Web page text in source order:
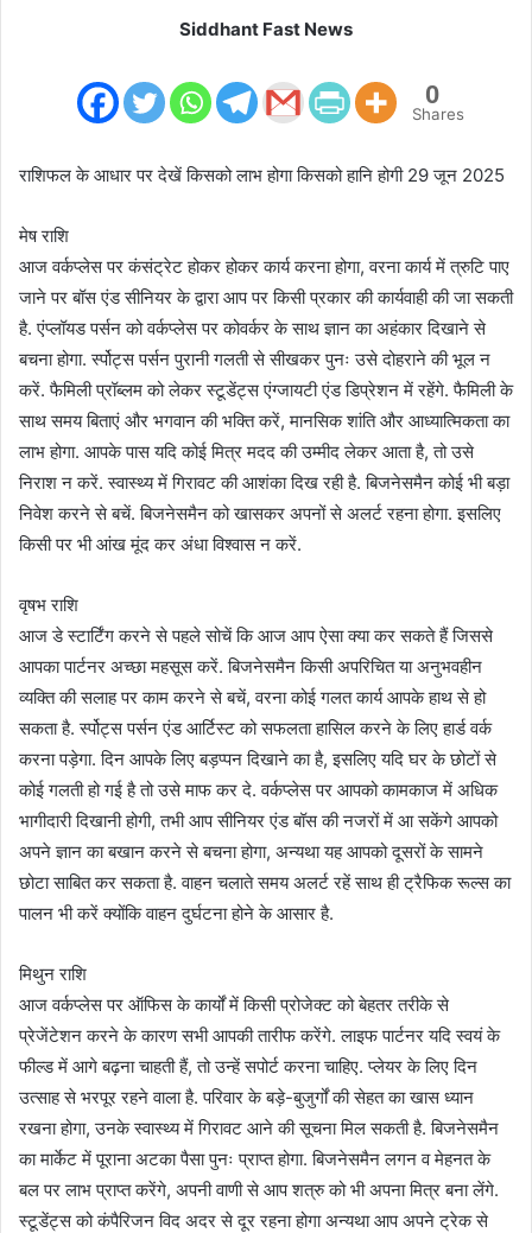
Siddhant Fast News
0
Shares
राशिफल के आधार पर देखें किसको लाभ होगा किसको हानि होगी 29 जून 2025
मेष राशि
आज वर्कप्लेस पर कंसंट्रेट होकर होकर कार्य करना होगा, वरना कार्य में त्रुटि पाए
जाने पर बॉस एंड सीनियर के द्वारा आप पर किसी प्रकार की कार्यवाही की जा सकती
है. एंप्लॉयड पर्सन को वर्कप्लेस पर कोवर्कर के साथ ज्ञान का अहंकार दिखाने से
बचना होगा. र्स्पोट्स पर्सन पुरानी गलती से सीखकर पुनः उसे दोहराने की भूल न
करें. फैमिली प्रॉब्लम को लेकर स्टूडेंट्स एंग्जायटी एंड डिप्रेशन में रहेंगे. फैमिली के
साथ समय बिताएं और भगवान की भक्ति करें, मानसिक शांति और आध्यात्मिकता का
लाभ होगा. आपके पास यदि कोई मित्र मदद की उम्मीद लेकर आता है, तो उसे
निराश न करें. स्वास्थ्य में गिरावट की आशंका दिख रही है. बिजनेसमैन कोई भी बड़ा
निवेश करने से बचें. बिजनेसमैन को खासकर अपनों से अलर्ट रहना होगा. इसलिए
किसी पर भी आंख मूंद कर अंधा विश्वास न करें.
वृषभ राशि
आज डे स्टार्टिंग करने से पहले सोचें कि आज आप ऐसा क्या कर सकते हैं जिससे
आपका पार्टनर अच्छा महसूस करें. बिजनेसमैन किसी अपरिचित या अनुभवहीन
व्यक्ति की सलाह पर काम करने से बचें, वरना कोई गलत कार्य आपके हाथ से हो
सकता है. र्स्पोट्स पर्सन एंड आर्टिस्ट को सफलता हासिल करने के लिए हार्ड वर्क
करना पड़ेगा. दिन आपके लिए बड़प्पन दिखाने का है, इसलिए यदि घर के छोटों से
कोई गलती हो गई है तो उसे माफ कर दे. वर्कप्लेस पर आपको कामकाज में अधिक
भागीदारी दिखानी होगी, तभी आप सीनियर एंड बॉस की नजरों में आ सकेंगे आपको
अपने ज्ञान का बखान करने से बचना होगा, अन्यथा यह आपको दूसरों के सामने
छोटा साबित कर सकता है. वाहन चलाते समय अलर्ट रहें साथ ही ट्रैफिक रूल्स का
पालन भी करें क्योंकि वाहन दुर्घटना होने के आसार है.
मिथुन राशि
आज वर्कप्लेस पर ऑफिस के कार्यों में किसी प्रोजेक्ट को बेहतर तरीके से
प्रेजेंटेशन करने के कारण सभी आपकी तारीफ करेंगे. लाइफ पार्टनर यदि स्वयं के
फील्ड में आगे बढ़ना चाहती हैं, तो उन्हें सपोर्ट करना चाहिए. प्लेयर के लिए दिन
उत्साह से भरपूर रहने वाला है. परिवार के बड़े-बुजुर्गों की सेहत का खास ध्यान
रखना होगा, उनके स्वास्थ्य में गिरावट आने की सूचना मिल सकती है. बिजनेसमैन
का मार्केट में पूराना अटका पैसा पुनः प्राप्त होगा. बिजनेसमैन लगन व मेहनत के
बल पर लाभ प्राप्त करेंगे, अपनी वाणी से आप शत्रु को भी अपना मित्र बना लेंगे.
स्टूडेंट्स को कंपैरिजन विद अदर से दूर रहना होगा अन्यथा आप अपने ट्रेक से